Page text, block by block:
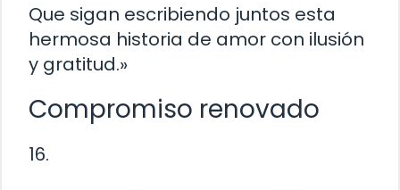
Que sigan escribiendo juntos esta
hermosa historia de amor con ilusión
y gratitud.»
Compromiso renovado
16.